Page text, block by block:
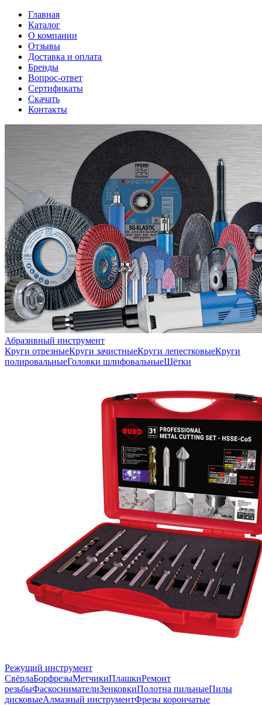
Главная
Каталог
О компании
Отзывы
Доставка и оплата
Бренды
Вопрос-ответ
Сертификаты
Скачать
Контакты
Абразивный инструмент
Круги отрезныеКруги зачистныеКруги лепестковыеКруги
полировальныеГоловки шлифовальныеЩётки
Режущий инструмент
СвёрлаБорфрезыМетчикиПлашкиРемонт
резьбыФаскоснимателиЗенковкиПолотна пильныеПилы
дисковыеАлмазный инструментФрезы корончатые